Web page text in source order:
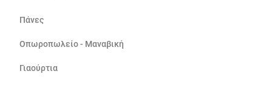
Πάνες
Οπωροπωλείο - Μαναβική
Γιαούρτια